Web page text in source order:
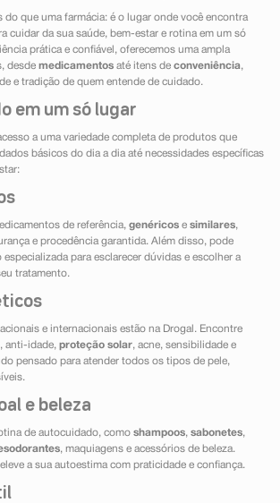
do que uma farmácia: é o lugar onde você encontra
cuidar da sua saúde, bem-estar e rotina em um só
prática e confiável, oferecemos uma ampla
desde medicamentosaté itens de conveniência,
e tradição de quem entende de cuidado.
em um só lugar
a uma variedade completa de produtos que
básicos do dia a dia até necessidades específicas
de referência, genéricose similares,
e procedência garantida. Além disso, pode
para esclarecer dúvidas e escolher a
tratamento.
e internacionais estão na Drogal. Encontre
anti-idade, proteção solar, acne, sensibilidade e
pensado para atender todos os tipos de pele,
e beleza
de autocuidado, como shampoos, sabonetes,
, maquiagens e acessórios de beleza.
a sua autoestima com praticidade e confiança.